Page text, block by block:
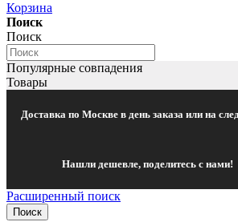
Корзина
Поиск
Поиск
Популярные совпадения
Товары
Доставка по Москве в день заказа или на
Нашли дешевле, поделитесь с нами!
Расширенный поиск
Поиск